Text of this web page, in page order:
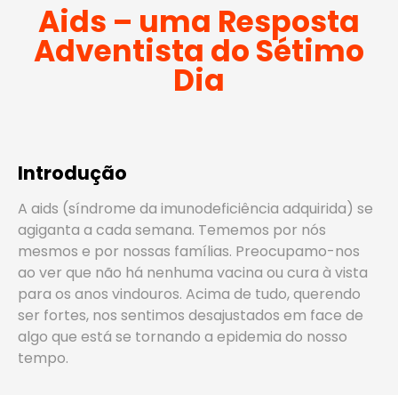
Aids – uma Resposta
Adventista do Sétimo
Dia
Introdução
A aids (síndrome da imunodeficiência adquirida) se
agiganta a cada semana. Tememos por nós
mesmos e por nossas famílias. Preocupamo-nos
ao ver que não há nenhuma vacina ou cura à vista
para os anos vindouros. Acima de tudo, querendo
ser fortes, nos sentimos desajustados em face de
algo que está se tornando a epidemia do nosso
tempo.